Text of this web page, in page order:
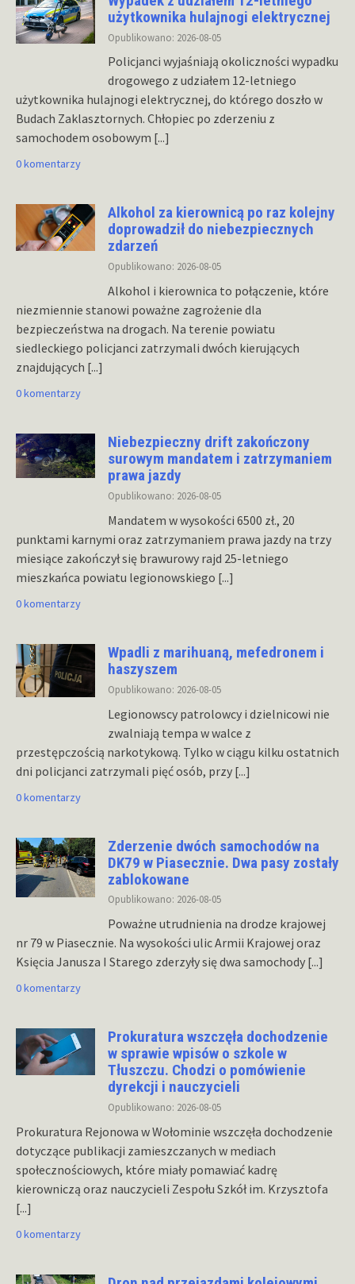
użytkownika hulajnogi elektrycznej
Opublikowano: 2026-08-05
Policjanci wyjaśniają okoliczności wypadku
drogowego z udziałem 12-letniego
użytkownika hulajnogi elektrycznej, do którego doszło w
Budach Zaklasztornych. Chłopiec po zderzeniu z
samochodem osobowym [...]
0 komentarzy
Alkohol za kierownicą po raz kolejny
doprowadził do niebezpiecznych
zdarzeń
Opublikowano: 2026-08-05
Alkohol i kierownica to połączenie, które
niezmiennie stanowi poważne zagrożenie dla
bezpieczeństwa na drogach. Na terenie powiatu
siedleckiego policjanci zatrzymali dwóch kierujących
znajdujących [...]
0 komentarzy
Niebezpieczny drift zakończony
surowym mandatem i zatrzymaniem
prawa jazdy
Opublikowano: 2026-08-05
Mandatem w wysokości 6500 zł., 20
punktami karnymi oraz zatrzymaniem prawa jazdy na trzy
miesiące zakończył się brawurowy rajd 25-letniego
mieszkańca powiatu legionowskiego [...]
0 komentarzy
Wpadli z marihuaną, mefedronem i
haszyszem
Opublikowano: 2026-08-05
Legionowscy patrolowcy i dzielnicowi nie
zwalniają tempa w walce z
przestępczością narkotykową. Tylko w ciągu kilku ostatnich
dni policjanci zatrzymali pięć osób, przy [...]
0 komentarzy
Zderzenie dwóch samochodów na
DK79 w Piasecznie. Dwa pasy zostały
zablokowane
Opublikowano: 2026-08-05
Poważne utrudnienia na drodze krajowej
nr 79 w Piasecznie. Na wysokości ulic Armii Krajowej oraz
Księcia Janusza I Starego zderzyły się dwa samochody [...]
0 komentarzy
Prokuratura wszczęła dochodzenie
w sprawie wpisów o szkole w
Tłuszczu. Chodzi o pomówienie
dyrekcji i nauczycieli
Opublikowano: 2026-08-05
Prokuratura Rejonowa w Wołominie wszczęła dochodzenie
dotyczące publikacji zamieszczanych w mediach
społecznościowych, które miały pomawiać kadrę
kierowniczą oraz nauczycieli Zespołu Szkół im. Krzysztofa
[...]
0 komentarzy